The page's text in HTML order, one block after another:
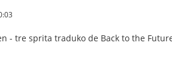
- tre sprita traduko de Back to the